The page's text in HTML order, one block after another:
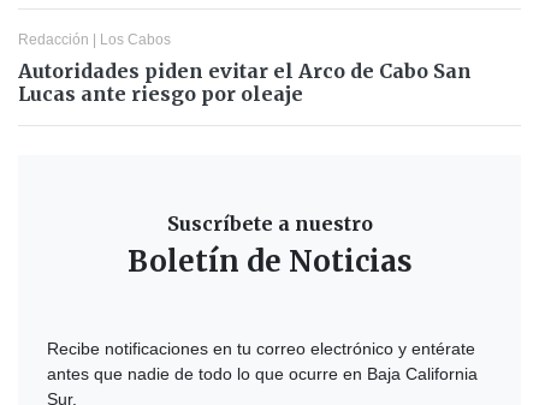
Redacción Los Cabos
Autoridades piden evitar el Arco de Cabo San
Lucas ante riesgo por oleaje
Suscríbete a nuestro
Boletín de Noticias
Recibe notificaciones en tu correo electrónico y entérate
antes que nadie de todo lo que ocurre en Baja California
Sur.